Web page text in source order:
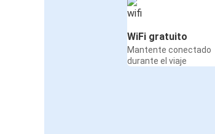
WiFi gratuito
Mantente conectado
durante el viaje